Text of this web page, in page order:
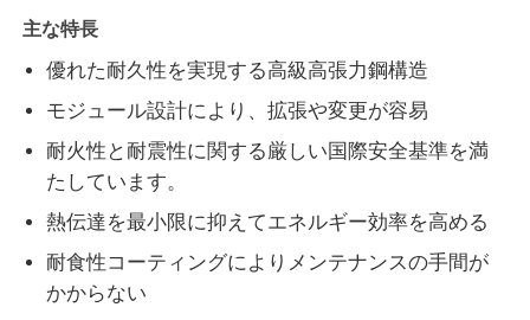
引金 を 求め て ください
プレハブ鋼構造
鋼構造倉庫
スチール構造ワークショップ
主な特長
優れた耐久性を実現する高級高張力鋼構造
モジュール設計により、拡張や変更が容易
耐火性と耐震性に関する厳しい国際安全基準を満
たしています。
熱伝達を最小限に抑えてエネルギー効率を高める
耐食性コーティングによりメンテナンスの手間が
かからない